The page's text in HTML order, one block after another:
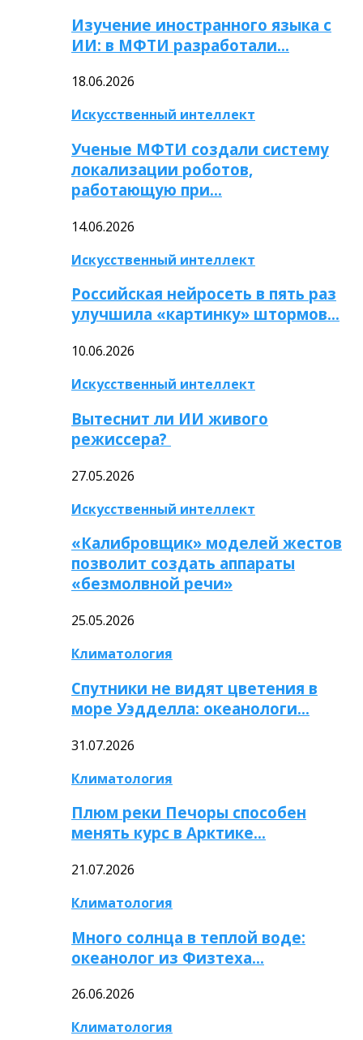
Изучение иностранного языка с
ИИ: в МФТИ разработали…
18.06.2026
Искусственный интеллект
Ученые МФТИ создали систему
локализации роботов,
работающую при…
14.06.2026
Искусственный интеллект
Российская нейросеть в пять раз
улучшила «картинку» штормов…
10.06.2026
Искусственный интеллект
Вытеснит ли ИИ живого
режиссера?
27.05.2026
Искусственный интеллект
«Калибровщик» моделей жестов
позволит создать аппараты
«безмолвной речи»
25.05.2026
Климатология
Спутники не видят цветения в
море Уэдделла: океанологи…
31.07.2026
Климатология
Плюм реки Печоры способен
менять курс в Арктике…
21.07.2026
Климатология
Много солнца в теплой воде:
океанолог из Физтеха…
26.06.2026
Климатология